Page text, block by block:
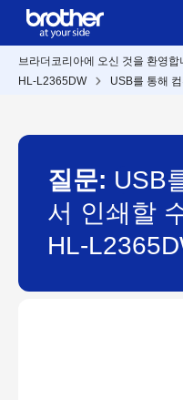
브라더코리아에 오신 것을 환영합
HL-L2365DW
USB를 통해
질문: USB
서 인쇄할
HL-